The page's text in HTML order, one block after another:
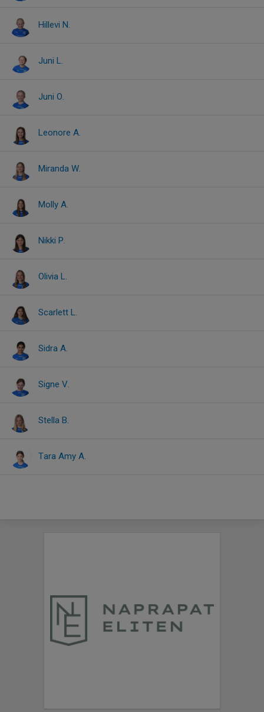
Hillevi N.
Juni L.
Juni O.
Leonore A.
Miranda W.
Molly A.
Nikki P.
Olivia L.
Scarlett L.
Sidra A.
Signe V.
Stella B.
Tara Amy A.